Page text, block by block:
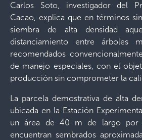
Carlos Soto, investigador del
Cacao, explica que en términos
siembra de alta densidad
distanciamiento entre árboles
recomendados
de manejo especiales, con el
producción sin comprometer la
La parcela demostrativa de alta
ubicada en la Estación
un área de 40 m de largo
encuentran sembrados